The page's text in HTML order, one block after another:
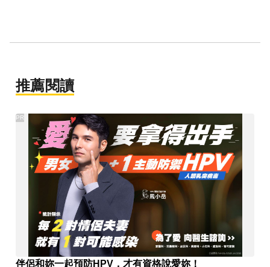
推薦閱讀
伴侶和妳一起預防HPV，才有資格說愛妳！
PR